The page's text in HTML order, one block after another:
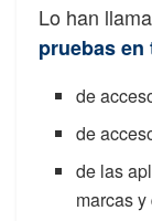
Lo han
pruebas
de
de
de las
marcas